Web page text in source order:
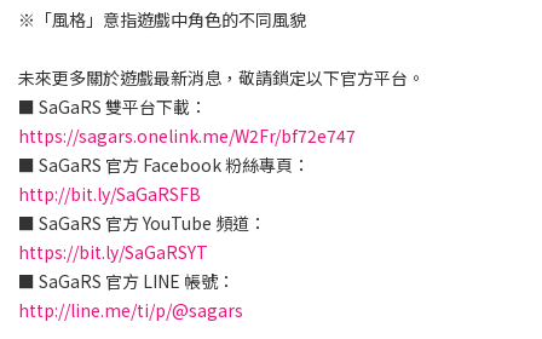
※「風格」意指遊戲中角色的不同風貌
未來更多關於遊戲最新消息，敬請鎖定以下官方平台。
■ SaGaRS 雙平台下載：
https://sagars.onelink.me/W2Fr/bf72e747
■ SaGaRS 官方 Facebook 粉絲專頁：
http://bit.ly/SaGaRSFB
■ SaGaRS 官方 YouTube 頻道：
https://bit.ly/SaGaRSYT
■ SaGaRS 官方 LINE 帳號：
http://line.me/ti/p/@sagars